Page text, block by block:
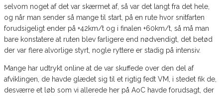
selvom noget af det var skærmet af, så var det langt fra det hele,
og når man sender så mange til start, på en rute hvor snitfarten
forudsigeligt ender på +42km/t og i finalen +60km/t, så må man
bare konstatere at ruten blev farligere end nødvendigt, det betød
der var flere alvorlige styrt, nogle ryttere er stadig på intensiv.
Mange har udtrykt online at de var skuffede over den del af
afviklingen, de havde glædet sig til et rigtig fedt VM, i stedet fik de,
desværre et løb som vi allerede her på AoC havde forudsagt, der